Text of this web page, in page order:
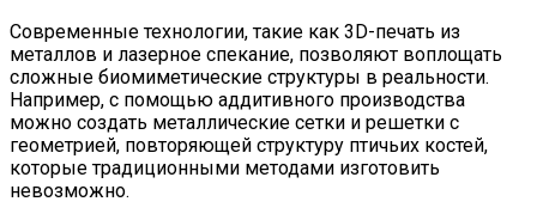
Современные технологии, такие как 3D-печать из
металлов и лазерное спекание, позволяют воплощать
сложные биомиметические структуры в реальности.
Например, с помощью аддитивного производства
можно создать металлические сетки и решетки с
геометрией, повторяющей структуру птичьих костей,
которые традиционными методами изготовить
невозможно.